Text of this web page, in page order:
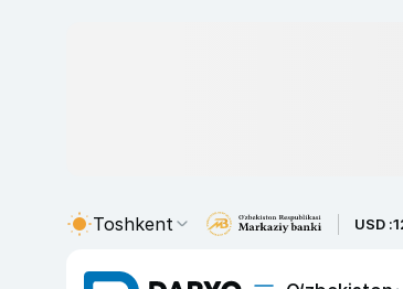
Toshkent USD :